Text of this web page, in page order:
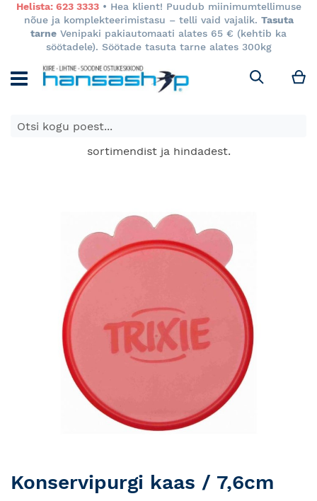
Helista: 623 3333• Hea klient! Puudub miinimumtellimuse
nõue ja komplekteerimistasu – telli vaid vajalik. Tasuta
tarne Venipaki pakiautomaati alates 65 € (kehtib ka
söötadele). Söötade tasuta tarne alates 300kg
Otsi
E-poes kuvatavad toodete hinnad kehtivad ainult e-
poes ja võivad erineda Keila ja Tartu poodide
sortimendist ja hindadest.
Skip
to
Konservipurgi kaas / 7,6cm